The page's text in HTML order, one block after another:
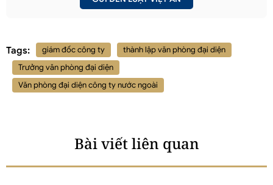
Tags: giám đốc công ty
thành lập văn phòng đại diện
Trưởng văn phòng đại diện
Văn phòng đại diện công ty nước ngoài
Bài viết liên quan